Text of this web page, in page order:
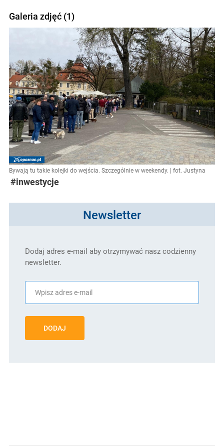
Galeria zdjęć (1)
Bywają tu takie kolejki do wejścia. Szczególnie w weekendy. | fot. Justyna
#inwestycje
Newsletter
Dodaj adres e-mail aby otrzymywać nasz codzienny
newsletter.
DODAJ